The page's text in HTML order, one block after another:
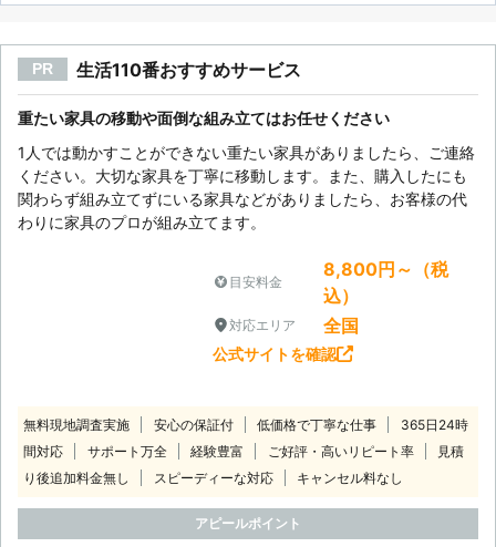
PR 生活110番おすすめサービス
重たい家具の移動や面倒な組み立てはお任せください
1人では動かすことができない重たい家具がありましたら、ご連絡
ください。大切な家具を丁寧に移動します。また、購入したにも
関わらず組み立てずにいる家具などがありましたら、お客様の代
わりに家具のプロが組み立てます。
目安料金
8,800円～（税
込）
対応エリア 全国
公式サイトを確認
無料現地調査実施 安心の保証付 低価格で丁寧な仕事
365日24時
間対応
サポート万全 経験豊富 ご好評・高いリピート率
見積
り後追加料金無し
スピーディーな対応 キャンセル料なし
アピールポイント